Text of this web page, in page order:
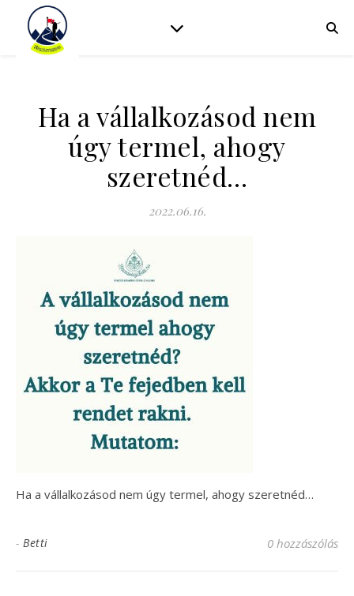
Ha a vállalkozásod nem
úgy termel, ahogy
szeretnéd…
2022.06.16.
Ha a vállalkozásod nem úgy termel, ahogy szeretnéd…
- Betti 0 hozzászólás